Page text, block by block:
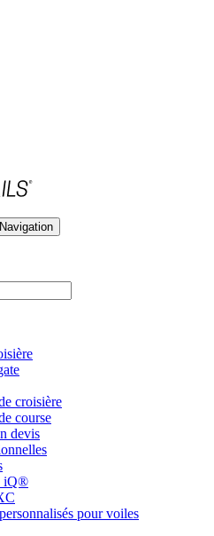
croisière
course
devis
iQ®
pour voiles